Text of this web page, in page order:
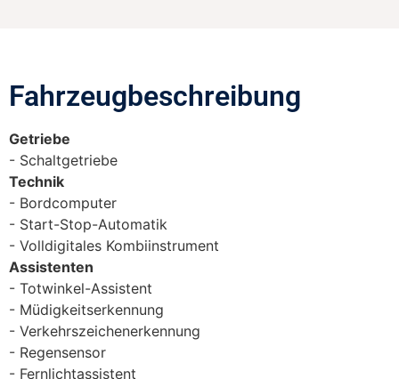
Fahrzeugbeschreibung​
Getriebe
Schaltgetriebe
Technik
Bordcomputer
Start-Stop-Automatik
Volldigitales Kombiinstrument
Assistenten
Totwinkel-Assistent
Müdigkeitserkennung
Verkehrszeichenerkennung
Regensensor
Fernlichtassistent